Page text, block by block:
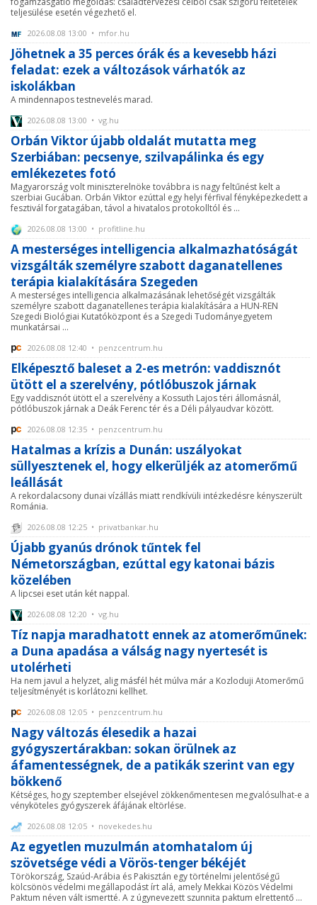
teljesülése esetén végezhető el.
2026.08.08 13:00 • mfor.hu
Jöhetnek a 35 perces órák és a kevesebb házi
feladat: ezek a változások várhatók az
iskolákban
A mindennapos testnevelés marad.
2026.08.08 13:00 • vg.hu
Orbán Viktor újabb oldalát mutatta meg
Szerbiában: pecsenye, szilvapálinka és egy
emlékezetes fotó
Magyarország volt miniszterelnöke továbbra is nagy feltűnést kelt a
szerbiai Gucában. Orbán Viktor ezúttal egy helyi férfival fényképezkedett a
fesztivál forgatagában, távol a hivatalos protokolltól és ...
2026.08.08 13:00 • profitline.hu
A mesterséges intelligencia alkalmazhatóságát
vizsgálták személyre szabott daganatellenes
terápia kialakítására Szegeden
A mesterséges intelligencia alkalmazásának lehetőségét vizsgálták
személyre szabott daganatellenes terápia kialakítására a HUN-REN
Szegedi Biológiai Kutatóközpont és a Szegedi Tudományegyetem
munkatársai ...
2026.08.08 12:40 • penzcentrum.hu
Elképesztő baleset a 2-es metrón: vaddisznót
ütött el a szerelvény, pótlóbuszok járnak
Egy vaddisznót ütött el a szerelvény a Kossuth Lajos téri állomásnál,
pótlóbuszok járnak a Deák Ferenc tér és a Déli pályaudvar között.
2026.08.08 12:35 • penzcentrum.hu
Hatalmas a krízis a Dunán: uszályokat
süllyesztenek el, hogy elkerüljék az atomerőmű
leállását
A rekordalacsony dunai vízállás miatt rendkívüli intézkedésre kényszerült
Románia.
2026.08.08 12:25 • privatbankar.hu
Újabb gyanús drónok tűntek fel
Németországban, ezúttal egy katonai bázis
közelében
A lipcsei eset után két nappal.
2026.08.08 12:20 • vg.hu
Tíz napja maradhatott ennek az atomerőműnek:
a Duna apadása a válság nagy nyertesét is
utolérheti
Ha nem javul a helyzet, alig másfél hét múlva már a Kozloduji Atomerőmű
teljesítményét is korlátozni kellhet.
2026.08.08 12:05 • penzcentrum.hu
Nagy változás élesedik a hazai
gyógyszertárakban: sokan örülnek az
áfamentességnek, de a patikák szerint van egy
bökkenő
Kétséges, hogy szeptember elsejével zökkenőmentesen megvalósulhat-e a
vényköteles gyógyszerek áfájának eltörlése.
2026.08.08 12:05 • novekedes.hu
Az egyetlen muzulmán atomhatalom új
szövetsége védi a Vörös-tenger békéjét
Törökország, Szaúd-Arábia és Pakisztán egy történelmi jelentőségű
kölcsönös védelmi megállapodást írt alá, amely Mekkai Közös Védelmi
Paktum néven vált ismertté. A z úgynevezett szunnita paktum elrettentő ...